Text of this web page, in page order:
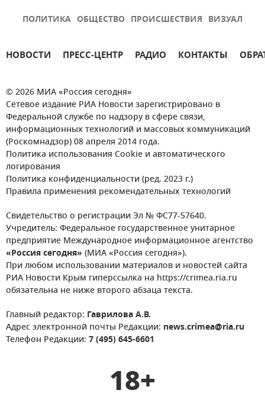
ПОЛИТИКА ОБЩЕСТВО ПРОИСШЕСТВИЯ ВИЗУАЛ
НОВОСТИ ПРЕСС-ЦЕНТР РАДИО КОНТАКТЫ
© 2026 МИА «Россия сегодня»
Сетевое издание РИА Новости зарегистрировано в
Федеральной службе по надзору в сфере связи,
информационных технологий и массовых коммуникаций
(Роскомнадзор) 08 апреля 2014 года.
Политика использования Cookie и автоматического
логирования
Политика конфиденциальности (ред. 2023 г.)
Правила применения рекомендательных технологий
Свидетельство о регистрации Эл № ФС77-57640.
Учредитель: Федеральное государственное унитарное
предприятие Международное информационное агентство
«Россия сегодня» (МИА «Россия сегодня»).
При любом использовании материалов и новостей сайта
РИА Новости Крым гиперссылка на https://crimea.ria.ru
обязательна не ниже второго абзаца текста.
Главный редактор: Гаврилова А.В.
Адрес электронной почты Редакции: news.crimea@ria.ru
Телефон Редакции: 7 (495) 645-6601
18+